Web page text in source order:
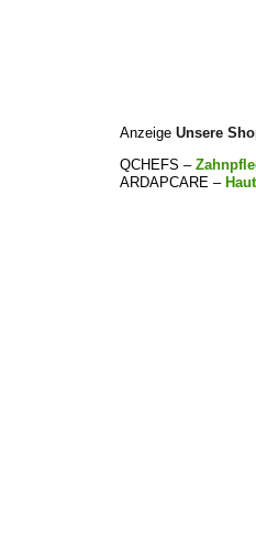
AnzeigeUnsere
QCHEFS –
ARDAPCARE –